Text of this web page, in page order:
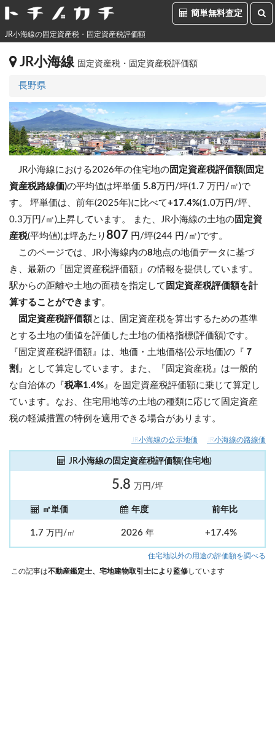
簡単無料査定
JR小海線の固定資産税・固定資産税評価額
JR小海線 固定資産税・固定資産税評価額
長野県
JR小海線における2026年の住宅地の 固定資産税評価額(固定
資産税路線価)の平均値は坪単価 5.8万円/坪(1.7 万円/㎡)で
す。 坪単価は、前年(2025年)に比べて+17.4%(1.0万円/坪、
0.3万円/㎡)上昇しています。
また、JR小海線の土地の 固定資
産税(平均値)は坪あたり 807 円/坪(244 円/㎡)です。
このページでは、JR小海線内の8地点の地価データに基づ
き、最新の「固定資産税評価額」の情報を提供しています。
駅からの距離や土地の面積を指定して 固定資産税評価額を計
算することができます。
固定資産税評価額とは、固定資産税を算出するための基準
とする土地の価値を評価した土地の価格指標(評価額)です。
『固定資産税評価額』は、地価・土地価格(公示地価)の『 ７
割 』として算定しています。また、『固定資産税』は一般的
な自治体の『税率1.4% 』を固定資産税評価額に乗じて算定し
ています。なお、住宅用地等の土地の種類に応じて固定資産
税の軽減措置の特例を適用できる場合があります。
JR小海線の公示地価 JR小海線の路線価
JR小海線の固定資産税評価額(住宅地)
5.8 万円/坪
㎡単価 年度 前年比
1.7 万円/㎡ 2026 年 +17.4%
住宅地以外の用途の評価額を調べる
この記事は不動産鑑定士、宅地建物取引士により監修しています